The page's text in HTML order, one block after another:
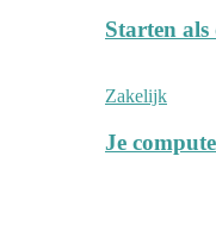
Starten
Zakelijk
Je